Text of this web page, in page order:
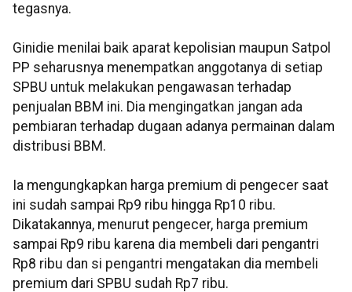
tegasnya.
Ginidie menilai baik aparat kepolisian maupun Satpol
PP seharusnya menempatkan anggotanya di setiap
SPBU untuk melakukan pengawasan terhadap
penjualan BBM ini. Dia mengingatkan jangan ada
pembiaran terhadap dugaan adanya permainan dalam
distribusi BBM.
Ia mengungkapkan harga premium di pengecer saat
ini sudah sampai Rp9 ribu hingga Rp10 ribu.
Dikatakannya, menurut pengecer, harga premium
sampai Rp9 ribu karena dia membeli dari pengantri
Rp8 ribu dan si pengantri mengatakan dia membeli
premium dari SPBU sudah Rp7 ribu.